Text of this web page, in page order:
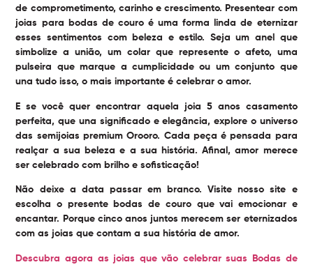
de comprometimento, carinho e crescimento. Presentear com
joias para bodas de couro é uma forma linda de eternizar
esses sentimentos com beleza e estilo. Seja um anel que
simbolize a união, um colar que represente o afeto, uma
pulseira que marque a cumplicidade ou um conjunto que
una tudo isso, o mais importante é celebrar o amor.
E se você quer encontrar aquela joia 5 anos casamento
perfeita, que una significado e elegância, explore o universo
das semijoias premium Orooro. Cada peça é pensada para
realçar a sua beleza e a sua história. Afinal, amor merece
ser celebrado com brilho e sofisticação!
Não deixe a data passar em branco. Visite nosso site e
escolha o presente bodas de couro que vai emocionar e
encantar. Porque cinco anos juntos merecem ser eternizados
com as joias que contam a sua história de amor.
Descubra agora as joias que vão celebrar suas Bodas de